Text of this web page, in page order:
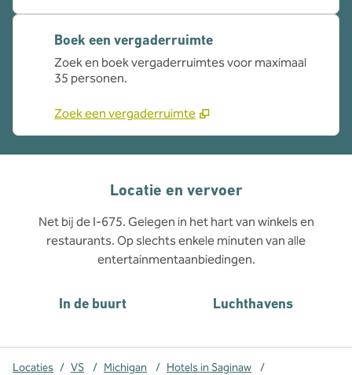
Boek een vergaderruimte
Zoek en boek vergaderruimtes voor maximaal
35 personen.
Zoek een vergaderruimte
Locatie en vervoer
Net bij de I-675. Gelegen in het hart van winkels en
restaurants. Op slechts enkele minuten van alle
entertainmentaanbiedingen.
In de buurt Luchthavens
Locaties / VS / Michigan / Hotels in Saginaw
/